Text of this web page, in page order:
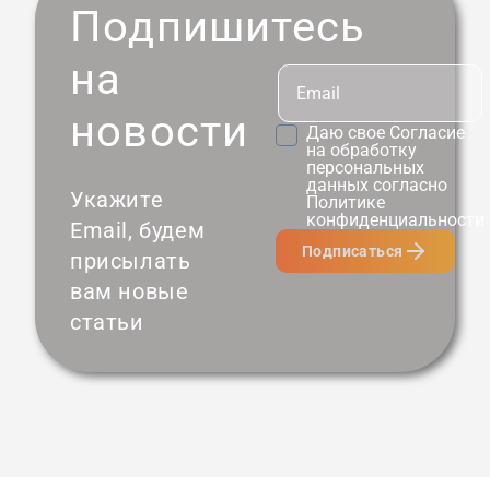
Подпишитесь
на
новости
Укажите
Email, будем
присылать
вам новые
статьи
Даю свое Согласие
на обработку
персональных
данных согласно
Политике
конфиденциальности
Подписаться